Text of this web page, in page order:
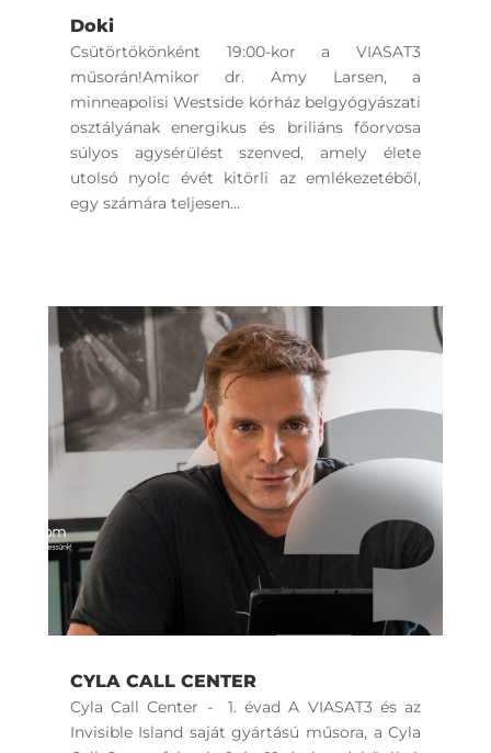
Doki
Csütörtökönként 19:00-kor a VIASAT3
műsorán!Amikor dr. Amy Larsen, a
minneapolisi Westside kórház belgyógyászati
osztályának energikus és briliáns főorvosa
súlyos agysérülést szenved, amely élete
utolsó nyolc évét kitörli az emlékezetéből,
egy számára teljesen...
CYLA CALL CENTER
Cyla Call Center - 1. évad A VIASAT3 és az
Invisible Island saját gyártású műsora, a Cyla